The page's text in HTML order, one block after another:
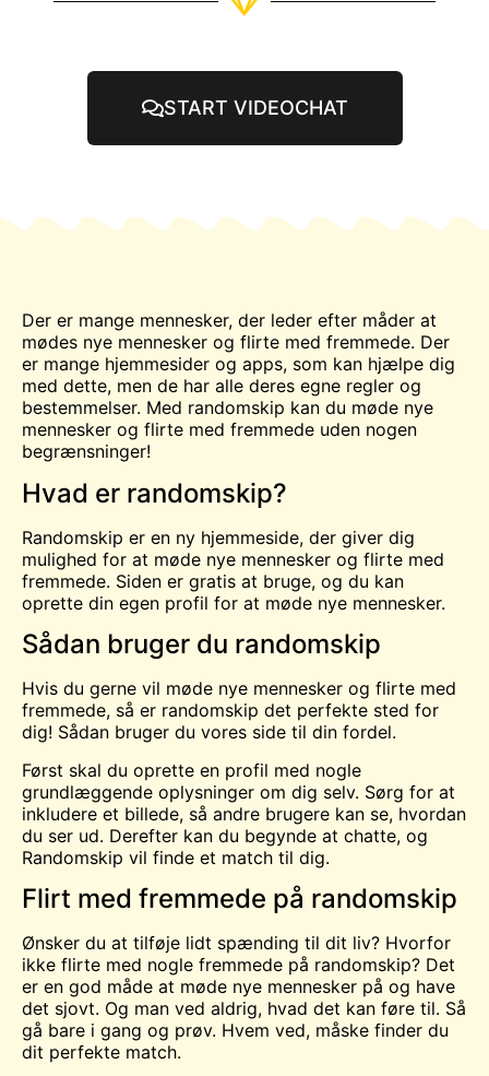
START VIDEOCHAT
Der er mange mennesker, der leder efter måder at
mødes nye mennesker og flirte med fremmede. Der
er mange hjemmesider og apps, som kan hjælpe dig
med dette, men de har alle deres egne regler og
bestemmelser. Med randomskip kan du møde nye
mennesker og flirte med fremmede uden nogen
begrænsninger!
Hvad er randomskip?
Randomskip er en ny hjemmeside, der giver dig
mulighed for at møde nye mennesker og flirte med
fremmede. Siden er gratis at bruge, og du kan
oprette din egen profil for at møde nye mennesker.
Sådan bruger du randomskip
Hvis du gerne vil møde nye mennesker og flirte med
fremmede, så er randomskip det perfekte sted for
dig! Sådan bruger du vores side til din fordel.
Først skal du oprette en profil med nogle
grundlæggende oplysninger om dig selv. Sørg for at
inkludere et billede, så andre brugere kan se, hvordan
du ser ud. Derefter kan du begynde at chatte, og
Randomskip vil finde et match til dig.
Flirt med fremmede på randomskip
Ønsker du at tilføje lidt spænding til dit liv? Hvorfor
ikke flirte med nogle fremmede på randomskip? Det
er en god måde at møde nye mennesker på og have
det sjovt. Og man ved aldrig, hvad det kan føre til. Så
gå bare i gang og prøv. Hvem ved, måske finder du
dit perfekte match.